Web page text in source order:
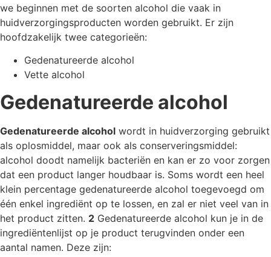
we beginnen met de soorten alcohol die vaak in
huidverzorgingsproducten worden gebruikt. Er zijn
hoofdzakelijk twee categorieën:
Gedenatureerde alcohol
Vette alcohol
Gedenatureerde alcohol
Gedenatureerde alcohol wordt in huidverzorging gebruikt
als oplosmiddel, maar ook als conserveringsmiddel:
alcohol doodt namelijk bacteriën en kan er zo voor zorgen
dat een product langer houdbaar is. Soms wordt een heel
klein percentage gedenatureerde alcohol toegevoegd om
één enkel ingrediënt op te lossen, en zal er niet veel van in
het product zitten. 2 Gedenatureerde alcohol kun je in de
ingrediëntenlijst op je product terugvinden onder een
aantal namen. Deze zijn: